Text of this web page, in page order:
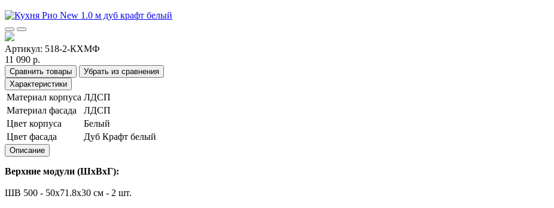
Артикул: 518-2-КХМФ
11 090 р.
Сравнить товары
Убрать из сравнения
Характеристики
Материал корпуса ЛДСП
Материал фасада
ЛДСП
Цвет корпуса
Белый
Цвет фасада
Дуб Крафт белый
Описание
Верхние модули (ШхВхГ):
ШВ 500 - 50х71.8х30 см - 2 шт.